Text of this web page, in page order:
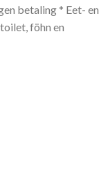
betaling * Eet- en
föhn en